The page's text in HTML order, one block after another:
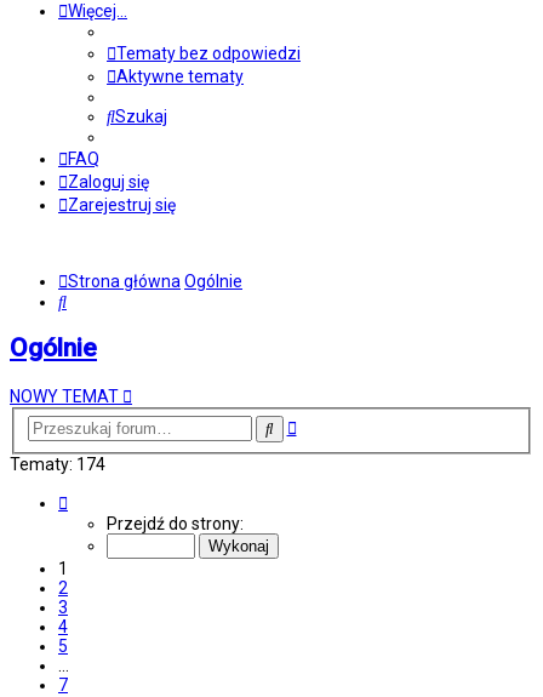
Więcej…
Tematy bez odpowiedzi
Aktywne tematy
Szukaj
FAQ
Zaloguj się
Zarejestruj się
Strona główna Ogólnie
Szukaj
Ogólnie
NOWY TEMAT
SzukajWyszukiwanie
Tematy: 174
Przejdź do strony:
1
2
3
4
5
…
7